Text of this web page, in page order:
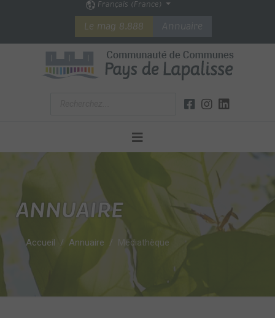
Français (France)
Le mag 8.888 Annuaire
ANNUAIRE
Accueil Annuaire Médiathèque